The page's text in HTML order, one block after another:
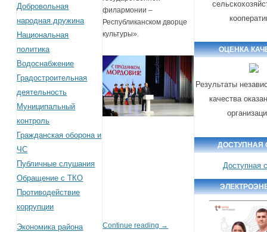
Добровольная
народная дружина
Национальная
политика
Водоснабжение
Градостроительная
деятельность
Муниципальный
контроль
Гражданская оборона и
ЧС
Публичные слушания
Обращение с ТКО
Противодействие
коррупции
Экономика района
филармонии –
Республиканском дворце
культуры».
Continue reading →
ОЦЕНКА
Результаты
качества
ДОСТУПНАЯ
Доступная